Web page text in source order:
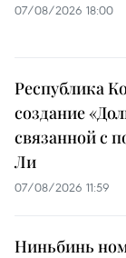
07/08/2026 18:00
Республика
создание
связанной с
Ли
07/08/2026 11:59
Ниньбинь